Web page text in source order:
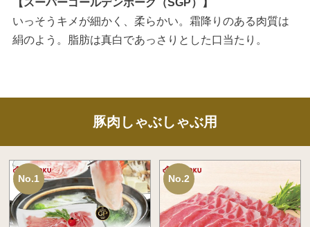
いっそうキメが細かく、柔らかい。霜降りのある肉質は
絹のよう。脂肪は真白であっさりとした口当たり。
豚肉しゃぶしゃぶ用
No.1 No.2